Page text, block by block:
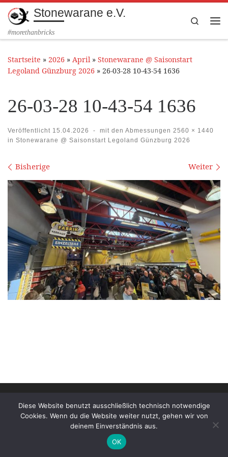
Zum Inhalt springen
Stonewarane e.V.
#morethanbricks
Search
Startseite » 2026 » April » Stonewarane @ Saisonstart
Legoland Günzburg 2026 » 26-03-28 10-43-54 1636
26-03-28 10-43-54 1636
Veröffentlicht 15.04.2026 - mit den Abmessungen 2560 × 1440
in Stonewarane @ Saisonstart Legoland Günzburg 2026
Bilder Navigation
Bisherige Weiter
vorbehalten
Diese Website benutzt ausschließlich technisch notwendige
Cookies. Wenn du die Website weiter nutzt, gehen wir von
deinem Einverständnis aus.
OK